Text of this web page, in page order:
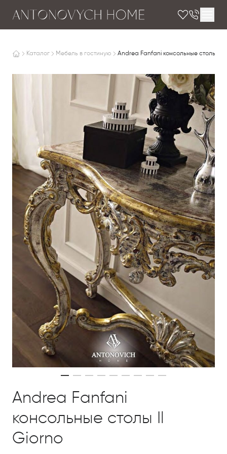
Каталог Мебель в гостиную Andrea Fanfani консольные столы Il
Andrea Fanfani
консольные столы Il
Giorno